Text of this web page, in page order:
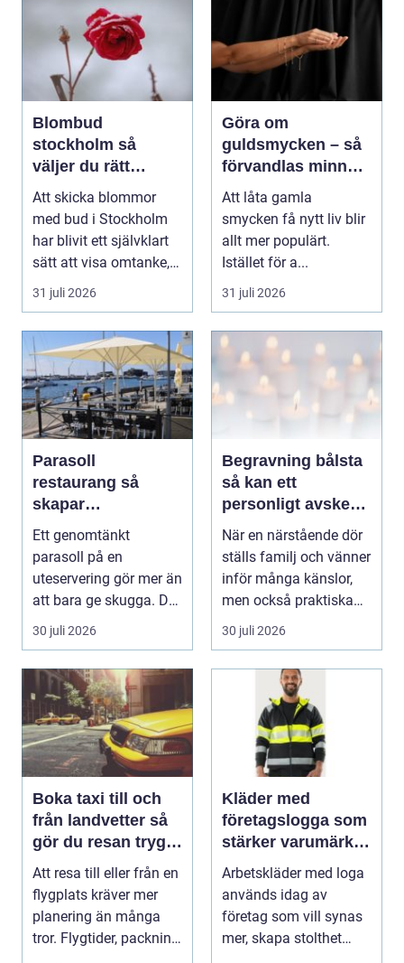
Blombud
stockholm så
väljer du rätt
blommor för varje
tillfälle
Att skicka blommor
med bud i Stockholm
har blivit ett självklart
sätt att visa omtanke,
fira stora h...
31 juli 2026
Göra om
guldsmycken – så
förvandlas minnen
till nya favoriter
Att låta gamla
smycken få nytt liv blir
allt mer populärt.
Istället för a...
31 juli 2026
Parasoll
restaurang så
skapar
uteserveringen rätt
känsla året runt
Ett genomtänkt
parasoll på en
uteservering gör mer än
att bara ge skugga. Det
påverkar hur länge
gäs...
30 juli 2026
Begravning bålsta
så kan ett
personligt avsked
formas
När en närstående dör
ställs familj och vänner
inför många känslor,
men också praktiska
beslut. En b...
30 juli 2026
Boka taxi till och
från landvetter så
gör du resan trygg
och smidig
Att resa till eller från en
flygplats kräver mer
planering än många
tror. Flygtider, packning,
Kläder med
företagslogga som
stärker varumärket
varje dag
Arbetskläder med loga
används idag av
företag som vill synas
mer, skapa stolthet